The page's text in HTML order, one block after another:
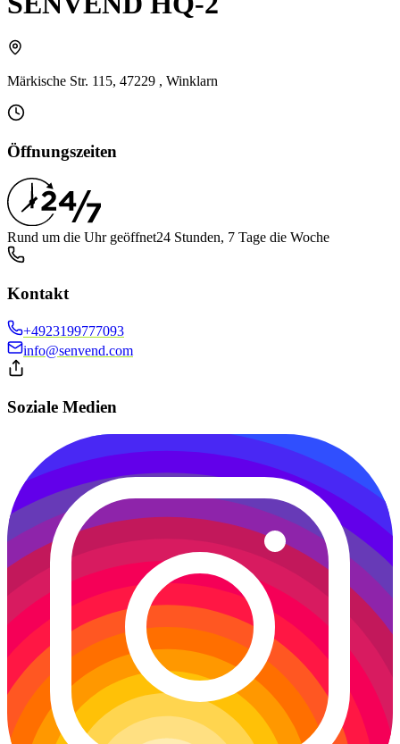
Märkische Str. 115, 47229 , Winklarn
Öffnungszeiten
Rund um die Uhr geöffnet24 Stunden, 7 Tage die Woche
Kontakt
+4923199777093
info@senvend.com
Soziale Medien